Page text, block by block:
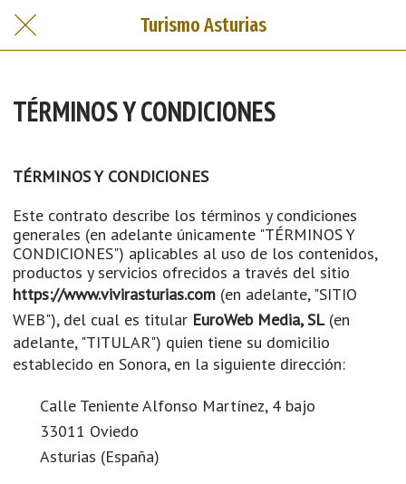
Turismo Asturias
TÉRMINOS Y CONDICIONES
TÉRMINOS Y CONDICIONES
Este contrato describe los términos y condiciones
generales (en adelante únicamente "TÉRMINOS Y
CONDICIONES") aplicables al uso de los contenidos,
productos y servicios ofrecidos a través del sitio
https://www.vivirasturias.com (en adelante, "SITIO
WEB"), del cual es titular EuroWeb Media, SL(en
adelante, "TITULAR") quien tiene su domicilio
establecido en Sonora, en la siguiente dirección:
Calle Teniente Alfonso Martínez, 4 bajo
33011 Oviedo
Asturias (España)